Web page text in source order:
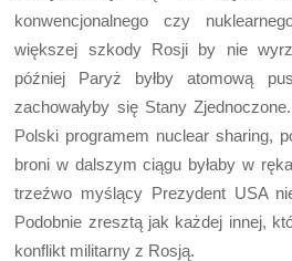
konwencjonalnego czy
większej szkody Rosji by nie
później Paryż byłby atomową
zachowałyby się Stany
Polski programem nuclear sharing,
broni w dalszym ciągu byłaby w
trzeźwo myślący Prezydent USA
Podobnie zresztą jak każdej innej,
konflikt militarny z Rosją.